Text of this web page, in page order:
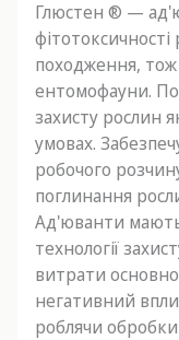
Глюстен ® —
походження,
ентомофауни.
захисту рослин
умовах.
робочого
поглинання
Ад'юванти мають
технології
витрати
негативний
роблячи